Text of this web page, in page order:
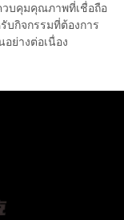
บคุมคุณภาพที่เชื่อถือ
บกิจกรรมที่ต้องการ
ย่างต่อเนื่อง